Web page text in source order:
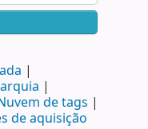
de tags
de aquisição